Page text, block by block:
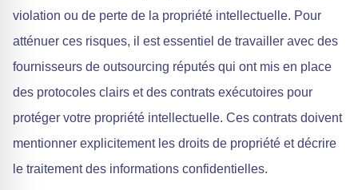
violation ou de perte de la propriété intellectuelle. Pour
atténuer ces risques, il est essentiel de travailler avec des
fournisseurs de outsourcing réputés qui ont mis en place
des protocoles clairs et des contrats exécutoires pour
protéger votre propriété intellectuelle. Ces contrats doivent
mentionner explicitement les droits de propriété et décrire
le traitement des informations confidentielles.